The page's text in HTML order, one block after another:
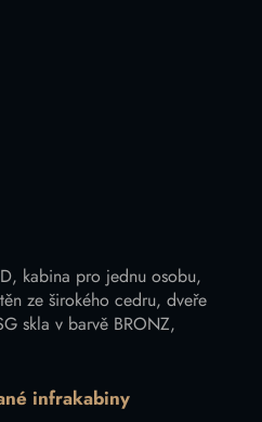
kabina pro jednu osobu,
ze širokého cedru, dveře
skla v barvě BRONZ,
infrakabiny